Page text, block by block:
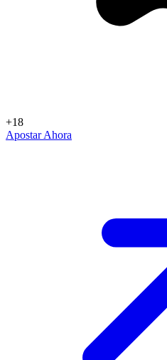
+18
Apostar Ahora